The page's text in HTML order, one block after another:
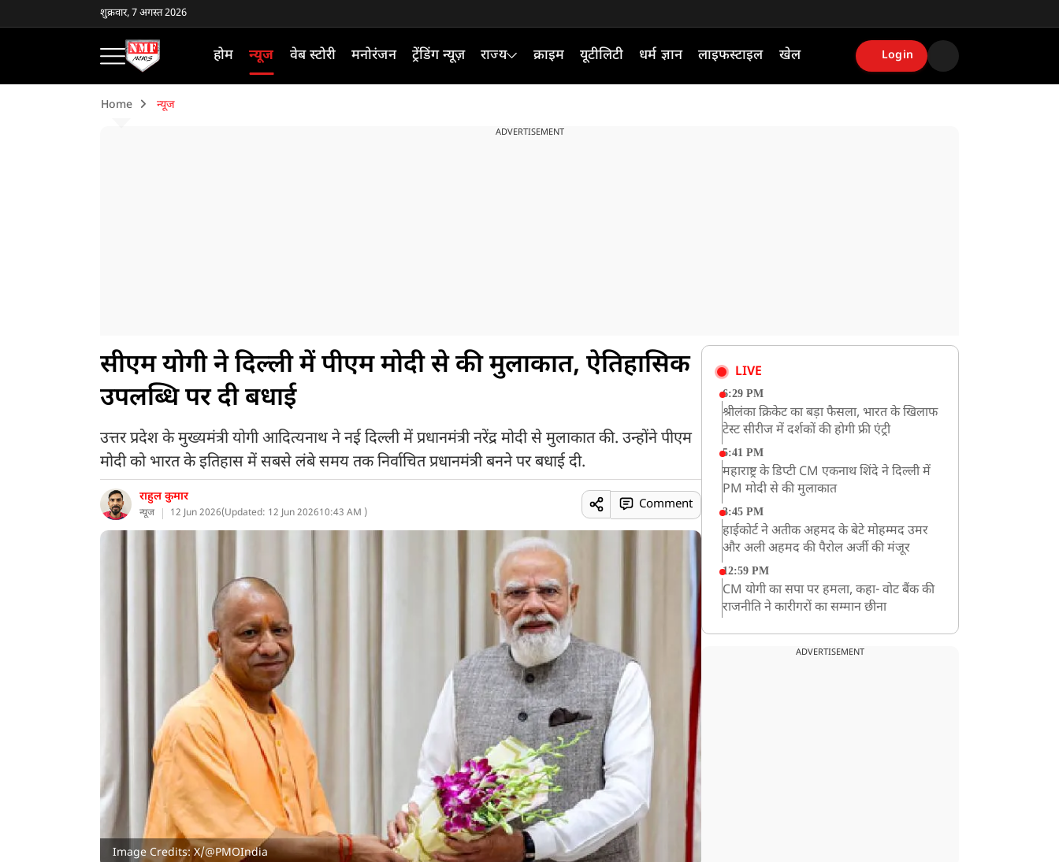
शुक्रवार, 7 अगस्त 2026
होम न्यूज वेब स्टोरी मनोरंजन ट्रेंडिंग न्यूज़ राज्य क्राइम यूटीलिटी धर्म ज्ञान लाइफस्टाइल खेल Login
Home न्यूज
ADVERTISEMENT
सीएम योगी ने दिल्ली में पीएम मोदी से की मुलाकात, ऐतिहासिक
उपलब्धि पर दी बधाई
उत्तर प्रदेश के मुख्यमंत्री योगी आदित्यनाथ ने नई दिल्ली में प्रधानमंत्री नरेंद्र मोदी से मुलाकात की. उन्होंने पीएम
मोदी को भारत के इतिहास में सबसे लंबे समय तक निर्वाचित प्रधानमंत्री बनने पर बधाई दी.
राहुल कुमार
न्यूज 12 Jun 2026(Updated: 12 Jun 202610:43 AM )
Comment
Image Credits: X/@PMOIndia
LIVE
6:29 PM
श्रीलंका क्रिकेट का बड़ा फैसला, भारत के खिलाफ
टेस्ट सीरीज में दर्शकों की होगी फ्री एंट्री
5:41 PM
महाराष्ट्र के डिप्टी CM एकनाथ शिंदे ने दिल्ली में
PM मोदी से की मुलाकात
3:45 PM
हाईकोर्ट ने अतीक अहमद के बेटे मोहम्मद उमर
और अली अहमद की पैरोल अर्जी की मंजूर
12:59 PM
CM योगी का सपा पर हमला, कहा- वोट बैंक की
राजनीति ने कारीगरों का सम्मान छीना
रांची में अनशनकारी राहुल की तबीयत बिगड़ी!
ADVERTISEMENT